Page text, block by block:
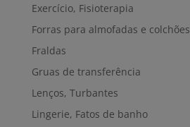
Exercício, Fisioterapia
Forras para almofadas e colchões
Fraldas
Gruas de transferência
Lenços, Turbantes
Lingerie, Fatos de banho